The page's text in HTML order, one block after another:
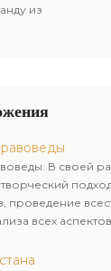
своих
удар.
из
в
решения
пути к
пути к
В своей
проведение
всех